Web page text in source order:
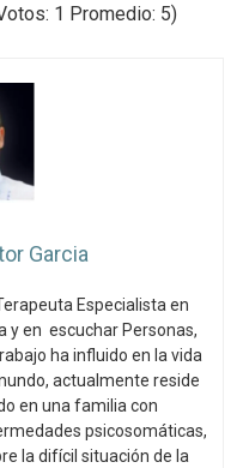
1 Promedio: 5)
Garcia
Especialista en
y en escuchar Personas,
ha influido en la vida
actualmente reside
en una familia con
psicosomáticas,
la difícil situación de la